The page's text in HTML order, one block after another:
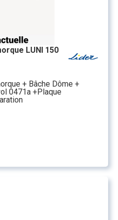
LUNI 150
+ Bâche Dôme +
0471a +Plaque